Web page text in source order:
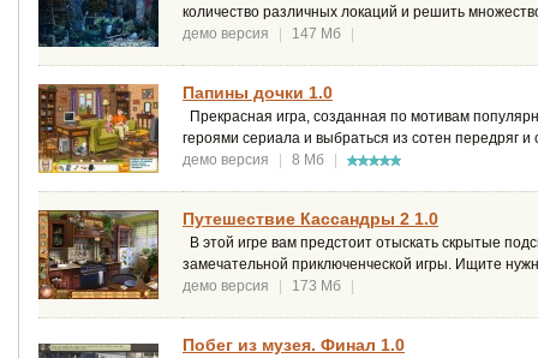
количество различных локаций и решить
демо версия
| 147 Мб |
Папины дочки 1.0
Прекрасная игра, созданная по мотивам
героями сериала и выбраться из сотен передряг
демо версия
| 8 Мб |
Путешествие Кассандры 2 1.0
В этой игре вам предстоит отыскать скрытые
замечательной приключенческой игры. Ищите
демо версия
| 173 Мб |
Побег из музея. Финал 1.0